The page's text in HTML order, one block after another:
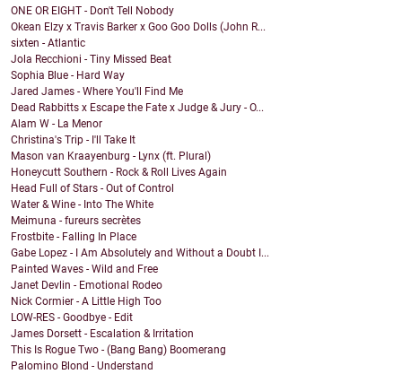
ONE OR EIGHT - Don't Tell Nobody
Okean Elzy x Travis Barker x Goo Goo Dolls (John R...
sixten - Atlantic
Jola Recchioni - Tiny Missed Beat
Sophia Blue - Hard Way
Jared James - Where You'll Find Me
Dead Rabbitts x Escape the Fate x Judge & Jury - O...
Alam W - La Menor
Christina's Trip - I'll Take It
Mason van Kraayenburg - Lynx (ft. Plural)
Honeycutt Southern - Rock & Roll Lives Again
Head Full of Stars - Out of Control
Water & Wine - Into The White
Meimuna - fureurs secrètes
Frostbite - Falling In Place
Gabe Lopez - I Am Absolutely and Without a Doubt I...
Painted Waves - Wild and Free
Janet Devlin - Emotional Rodeo
Nick Cormier - A Little High Too
LOW-RES - Goodbye - Edit
James Dorsett - Escalation & Irritation
This Is Rogue Two - (Bang Bang) Boomerang
Palomino Blond - Understand